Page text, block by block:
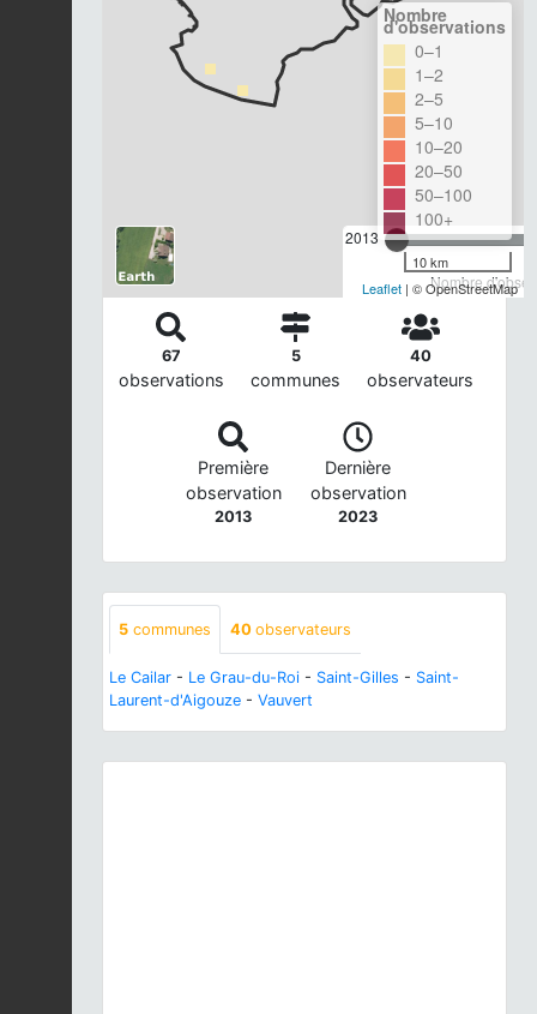
2013
Nombre
Nombre
d'observations
0–1
1–2
2–5
5–10
10–20
20–50
50–100
100+
10 km
Leaflet | © OpenStreetMap
67
observations
5
communes
40
observateurs
Première
observation
2013
Dernière
observation
2023
5 communes 40 observateurs
Le Cailar - Le Grau-du-Roi - Saint-Gilles - Saint-
Laurent-d'Aigouze - Vauvert